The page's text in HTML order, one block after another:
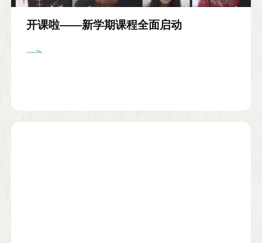
开课啦——新学期课程全面启动